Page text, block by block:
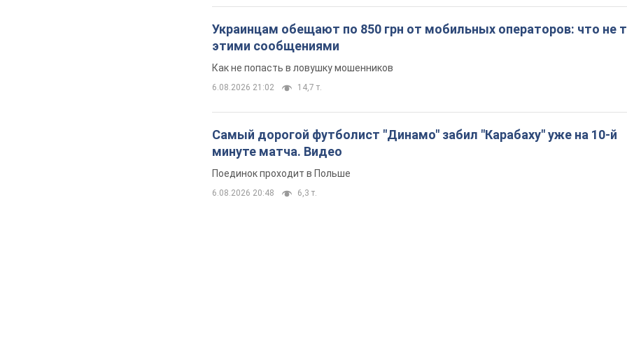
Украинцам обещают по 850 грн от мобильных операторов: что не
этими сообщениями
Как не попасть в ловушку мошенников
6.08.2026 21:02 14,7 т.
Самый дорогой футболист "Динамо" забил "Карабаху" уже на 10-й
минуте матча. Видео
Поединок проходит в Польше
6.08.2026 20:48 6,3 т.